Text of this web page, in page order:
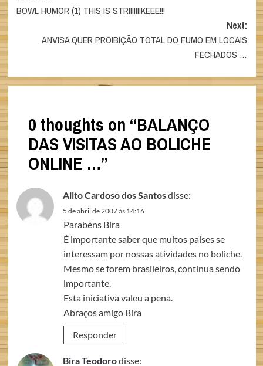
navigation
BOWL HUMOR (1) THIS IS STRIIIIIIIKEEE!!!
Next:
ANVISA QUER PROIBIÇÃO TOTAL DO FUMO EM LOCAIS
FECHADOS …
0 thoughts on “BALANÇO
DAS VISITAS AO BOLICHE
ONLINE …”
Ailto Cardoso dos Santosdisse:
5 de abril de 2007 às 14:16
Parabéns Bira
É importante saber que muitos países se
interessam por nossas atividades no boliche.
Mesmo se forem brasileiros, continua sendo
importante.
Esta iniciativa valeu a pena.
Abraços amigo Bira
Responder
Bira Teodorodisse: